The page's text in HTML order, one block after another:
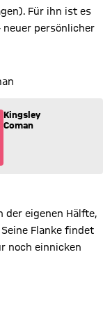
Für ihn ist es
persönlicher
Coman (29)
Kingsley
Coman
der eigenen Hälfte,
Flanke findet
noch einnicken